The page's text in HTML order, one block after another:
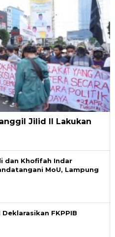
Jilid II Lakukan
dan Khofifah Indar
MoU, Lampung
Deklarasikan FKPPIB